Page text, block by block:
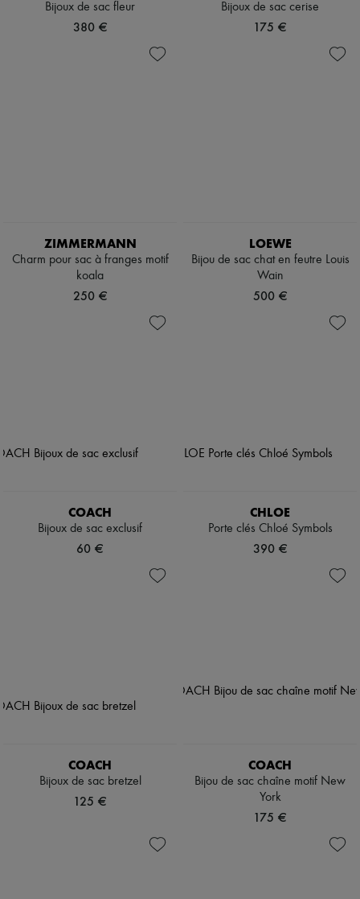
Bijoux de sac fleur
380 €
Bijoux de sac cerise
175 €
ZIMMERMANN
Charm pour sac à franges motif
koala
250 €
LOEWE
Bijou de sac chat en feutre Louis
Wain
500 €
COACH
Bijoux de sac exclusif
60 €
CHLOE
Porte clés Chloé Symbols
390 €
COACH
Bijoux de sac bretzel
125 €
COACH
Bijou de sac chaîne motif New
York
175 €